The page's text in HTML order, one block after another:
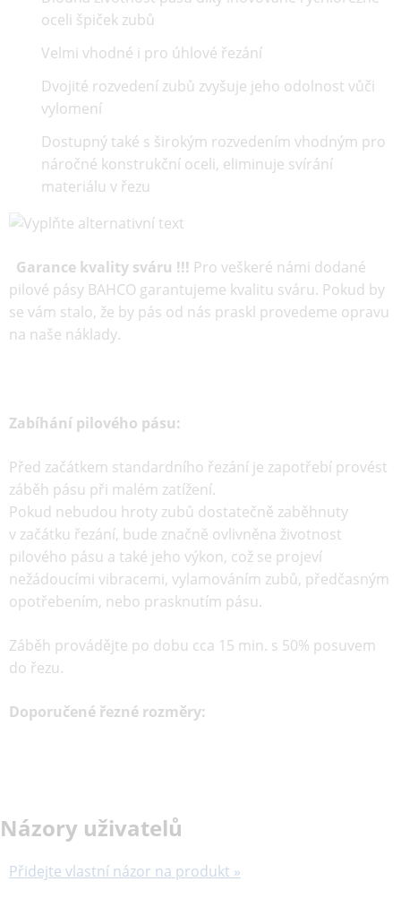
oceli špiček zubů
Velmi vhodné i pro úhlové řezání
Dvojité rozvedení zubů zvyšuje jeho odolnost vůči
vylomení
Dostupný také s širokým rozvedením vhodným pro
náročné konstrukční oceli, eliminuje svírání
materiálu v řezu
Garance kvality sváru !!! Pro veškeré námi dodané
pilové pásy BAHCO garantujeme kvalitu sváru. Pokud by
se vám stalo, že by pás od nás praskl provedeme opravu
na naše náklady.
Zabíhání pilového pásu:
Před začátkem standardního řezání je zapotřebí provést
záběh pásu při malém zatížení.
Pokud nebudou hroty zubů dostatečně zaběhnuty
v začátku řezání, bude značně ovlivněna životnost
pilového pásu a také jeho výkon, což se projeví
nežádoucími vibracemi, vylamováním zubů, předčasným
opotřebením, nebo prasknutím pásu.
Záběh provádějte po dobu cca 15 min. s 50% posuvem
do řezu.
Doporučené řezné rozměry:
Názory uživatelů
Přidejte vlastní názor na produkt »